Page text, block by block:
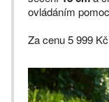
ovládáním
Za cenu 5 999